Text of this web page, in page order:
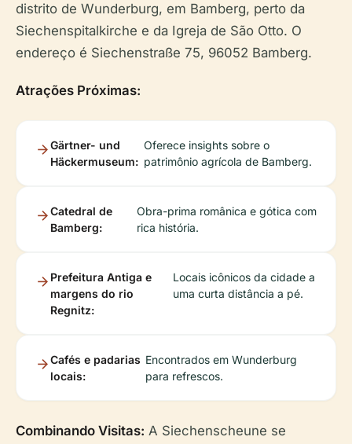
distrito de Wunderburg, em Bamberg, perto da
Siechenspitalkirche e da Igreja de São Otto. O
endereço é Siechenstraße 75, 96052 Bamberg.
Atrações Próximas:
Gärtner- und
Häckermuseum:
Oferece insights sobre o
patrimônio agrícola de Bamberg.
Catedral de
Bamberg:
Obra-prima românica e gótica com
rica história.
Prefeitura Antiga e
margens do rio
Regnitz:
Locais icônicos da cidade a
uma curta distância a pé.
Cafés e padarias
locais:
Encontrados em Wunderburg
para refrescos.
Combinando Visitas: A Siechenscheune se